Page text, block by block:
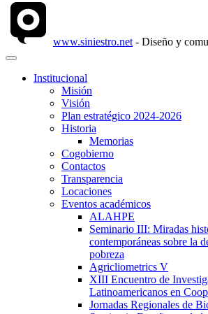
www.siniestro.net - Diseño y
Institucional
Misión
Visión
Plan estratégico 2024-2026
Historia
Memorias
Cogobierno
Contactos
Transparencia
Locaciones
Eventos académicos
ALAHPE
Seminario III: Miradas
contemporáneas sobre la
pobreza
Agricliometrics V
XIII Encuentro de
Latinoamericanos en
Jornadas Regionales de